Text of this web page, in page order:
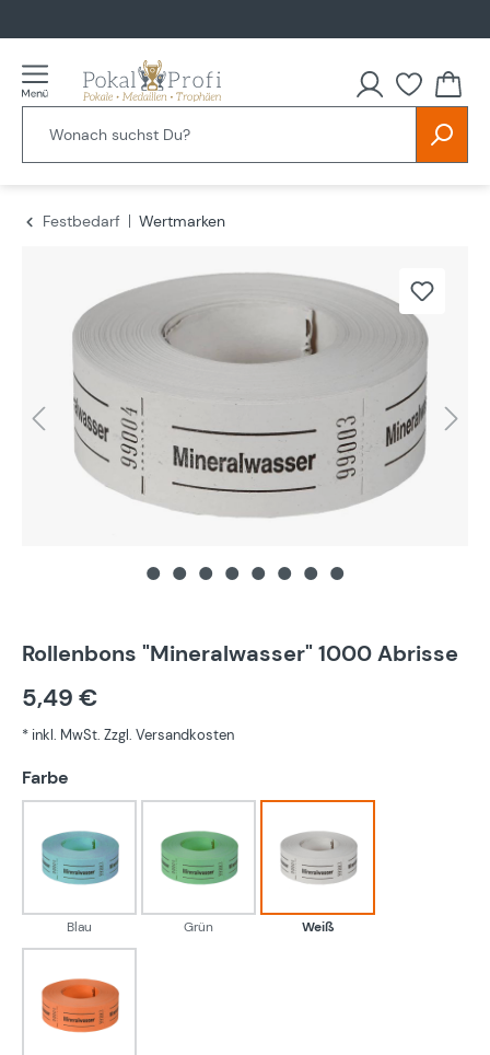
Festbedarf
Wertmarken
Rollenbons "Mineralwasser" 1000 Abrisse
5,49 €
* inkl. MwSt. Zzgl. Versandkosten
Farbe
Blau
Blau
Grün
Grün
Weiß
Weiß
orange